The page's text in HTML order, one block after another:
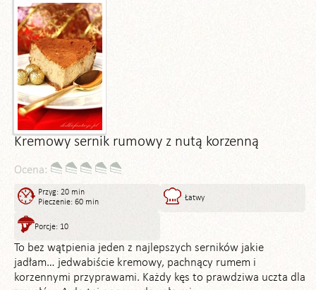
Kremowy sernik rumowy z nutą korzenną
Ocena:
Przyg: 20 min
Pieczenie: 60 min
Łatwy
Porcje: 10
To bez wątpienia jeden z najlepszych serników jakie
jadłam… jedwabiście kremowy, pachnący rumem i
korzennymi przyprawami. Każdy kęs to prawdziwa uczta dla